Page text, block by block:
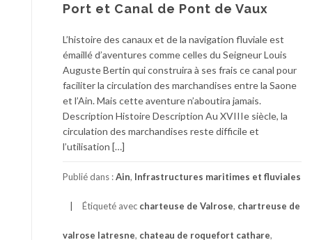
Port et Canal de Pont de Vaux
L’histoire des canaux et de la navigation fluviale est
émaillé d’aventures comme celles du Seigneur Louis
Auguste Bertin qui construira à ses frais ce canal pour
faciliter la circulation des marchandises entre la Saone
et l’Ain. Mais cette aventure n’aboutira jamais.
Description Histoire Description Au XVIIIe siècle, la
circulation des marchandises reste difficile et
l’utilisation […]
Publié dans :Ain, Infrastructures maritimes et fluviales
Étiqueté avec charteuse de Valrose, chartreuse de
valrose latresne, chateau de roquefort cathare,